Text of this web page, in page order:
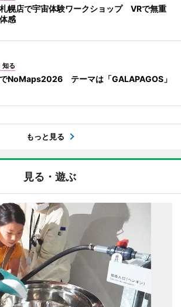
幌店で宇宙体験ワークショップ VRで無重
感
知る
NoMaps2026 テーマは「GALAPAGOS」
もっと見る
見る・遊ぶ